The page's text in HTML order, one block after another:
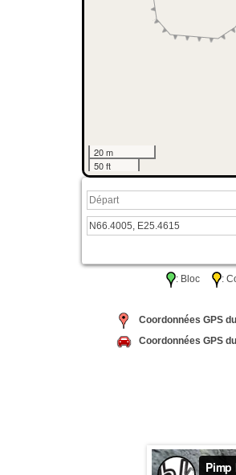
20 m
50 ft
: Bloc :
Coordonnées GPS
Coordonnées GPS